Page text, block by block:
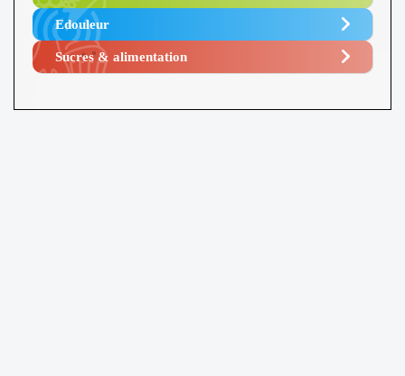
Edouleur​
Sucres & alimentation​